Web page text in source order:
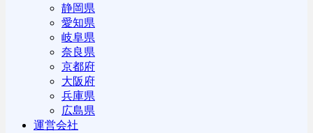
静岡県
愛知県
岐阜県
奈良県
京都府
大阪府
兵庫県
広島県
運営会社